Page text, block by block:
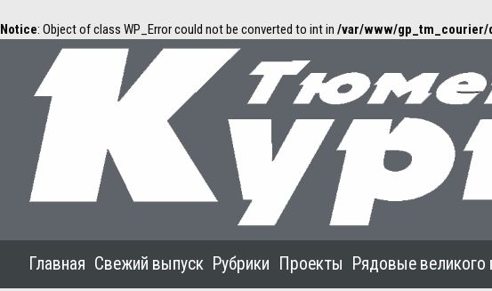
Notice: Object of class WP_Error could not be converted to int in /var/www/
Главная Свежий выпуск Рубрики Проекты Рядовые великого